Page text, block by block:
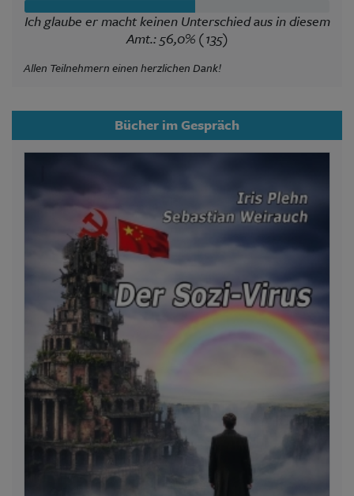
Ich glaube er macht keinen Unterschied aus in diesem
Amt.: 56,0% (135)
Allen Teilnehmern einen herzlichen Dank!
Bücher im Gespräch